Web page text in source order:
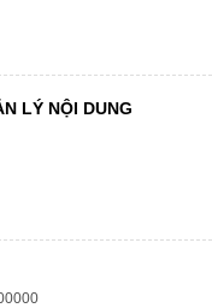
LÝ NỘI DUNG